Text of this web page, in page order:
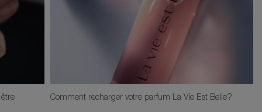
Comment recharger votre parfum La Vie Est Belle?